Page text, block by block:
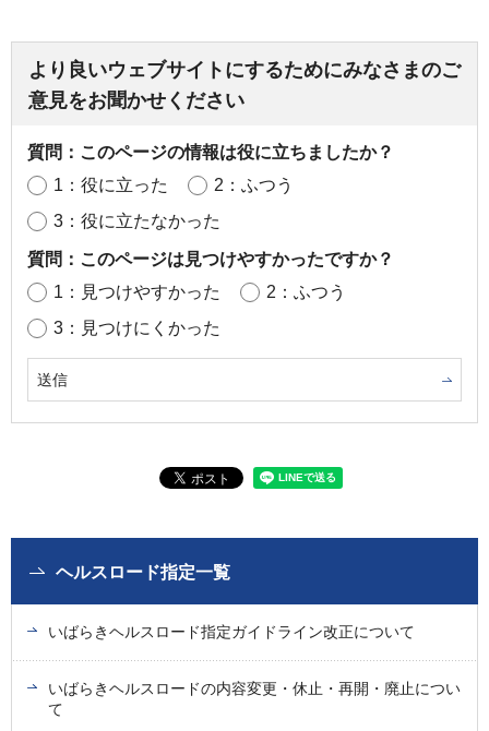
より良いウェブサイトにするためにみなさまのご
意見をお聞かせください
質問：このページの情報は役に立ちましたか？
1：役に立った
2：ふつう
3：役に立たなかった
質問：このページは見つけやすかったですか？
1：見つけやすかった
2：ふつう
3：見つけにくかった
ヘルスロード指定一覧
いばらきヘルスロード指定ガイドライン改正について
いばらきヘルスロードの内容変更・休止・再開・廃止につい
て